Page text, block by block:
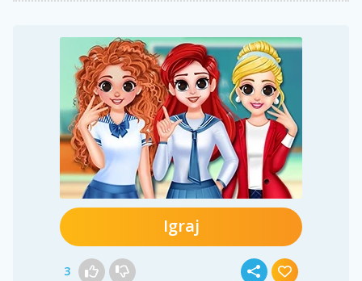
Igraj
3